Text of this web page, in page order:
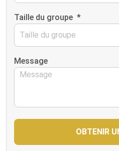
Taille du groupe *
Message